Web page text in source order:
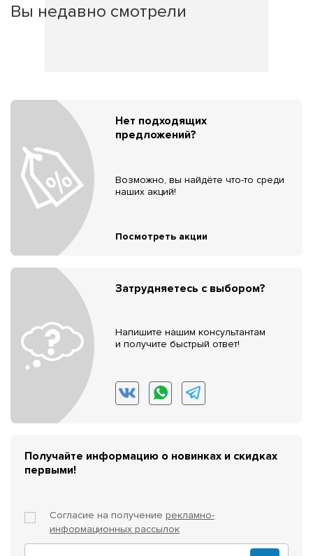
Вы недавно смотрели
Нет подходящих
предложений?
Возможно, вы найдёте что-то среди
наших акций!
Посмотреть акции
Затрудняетесь с выбором?
Напишите нашим консультантам
и получите быстрый ответ!
Получайте информацию о новинках и скидках
первыми!
Согласие на получение рекламно-
информационных рассылок